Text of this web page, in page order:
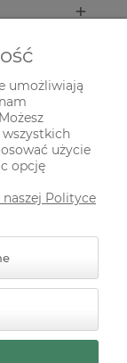
Shoper
umożliwiają
użycie
opcję
Polityce